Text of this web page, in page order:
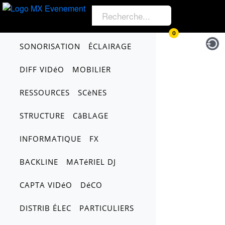
0
SONORISATION ÉCLAIRAGE
DIFF VIDéO MOBILIER
RESSOURCES SCèNES
STRUCTURE CâBLAGE
INFORMATIQUE FX
BACKLINE MATéRIEL DJ
CAPTA VIDéO DéCO
DISTRIB ÉLEC PARTICULIERS